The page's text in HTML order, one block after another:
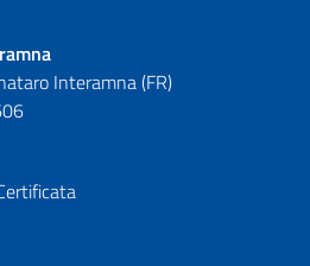
Interamna (FR)